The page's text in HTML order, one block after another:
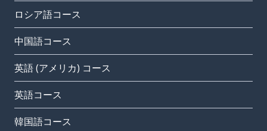
ロシア語コース
中国語コース
英語 (アメリカ) コース
英語コース
韓国語コース